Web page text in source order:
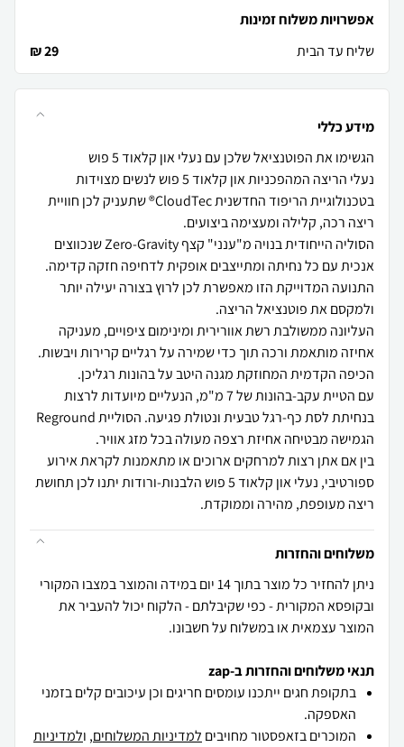
אפשרויות משלוח זמינות
שליח עד הבית
29 ₪
מידע כללי
נעלי הריצה המהפכניות און קלאוד 5 פוש לנשים מצוידות
בטכנולוגיית הריפוד החדשנית CloudTec® שתעניק לכן חוויית
הסוליה הייחודית בנויה מ"ענני" קצף Zero-Gravity שנכווצים
אנכית עם כל נחיתה ומתייצבים אופקית לדחיפה חזקה קדימה.
התנועה המדוייקת הזו מאפשרת לכן לרוץ בצורה יעילה יותר
העליונה ממשולבת רשת אוורירית ומינימום ציפויים, מעניקה
אחיזה מותאמת ורכה תוך כדי שמירה על רגליים קרירות ויבשות.
עם הטיית עקב-בהונות של 7 מ"מ, הנעליים מיועדות לרצות
בנחיתת לסת כף-רגל טבעית ונטולת פגיעה. הסוליית Reground
בין אם אתן רצות למרחקים ארוכים או מתאמנות לקראת אירוע
ספורטיבי, נעלי און קלאוד 5 פוש הלבנות-ורודות יתנו לכן תחושת
ריצה מעופפת, מהירה וממוקדת.
משלוחים והחזרות
ניתן להחזיר כל מוצר בתוך 14 יום במידה והמוצר במצבו המקורי
ובקופסא המקורית - כפי שקיבלתם - הלקוח יכול להעביר את
המוצר עצמאית או במשלוח על חשבונו.
תנאי משלוחים והחזרות ב-zap
בתקופת חגים ייתכנו עומסים חריגים וכן עיכובים קלים בזמני
האספקה.
המוכרים בזאפסטור מחויבים למדיניות המשלוחים, ולמדיניות